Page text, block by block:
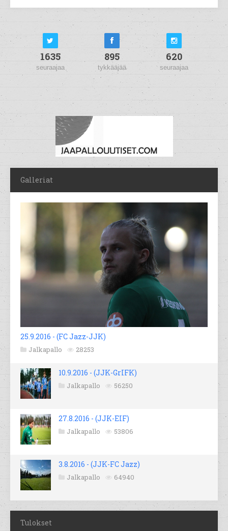
1635
seuraajaa
895
tykkääjää
620
seuraajaa
Galleriat
25.9.2016 - (FC Jazz-JJK)
Jalkapallo 28253
10.9.2016 - (JJK-GrIFK)
Jalkapallo 56250
27.8.2016 - (JJK-EIF)
Jalkapallo 53806
3.8.2016 - (JJK-FC Jazz)
Jalkapallo 64940
Tulokset